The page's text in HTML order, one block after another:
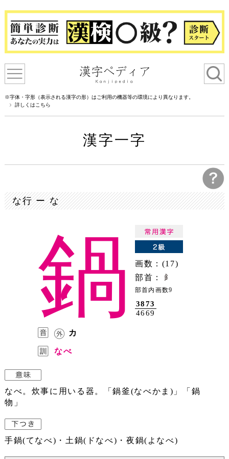
※字体・字形（表示される漢字の形）はご利用の機器等の環境により異なります。
詳しくはこちら
漢字一字
な行 ー な
鍋
画数：(17)
部首：
部首内画数9
3873
4669
カ
なべ
なべ。炊事に用いる器。「鍋釜(なべかま)」「鍋
物」
手鍋(てなべ)・土鍋(ドなべ)・夜鍋(よなべ)